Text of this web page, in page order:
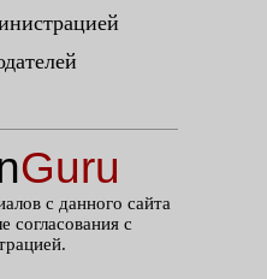
Guru
с данного сайта
согласования с